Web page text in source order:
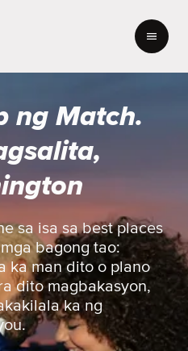
ng Match.
sa isa sa best places
bagong tao:
ka man dito o plano
dito magbakasyon,
ka ng